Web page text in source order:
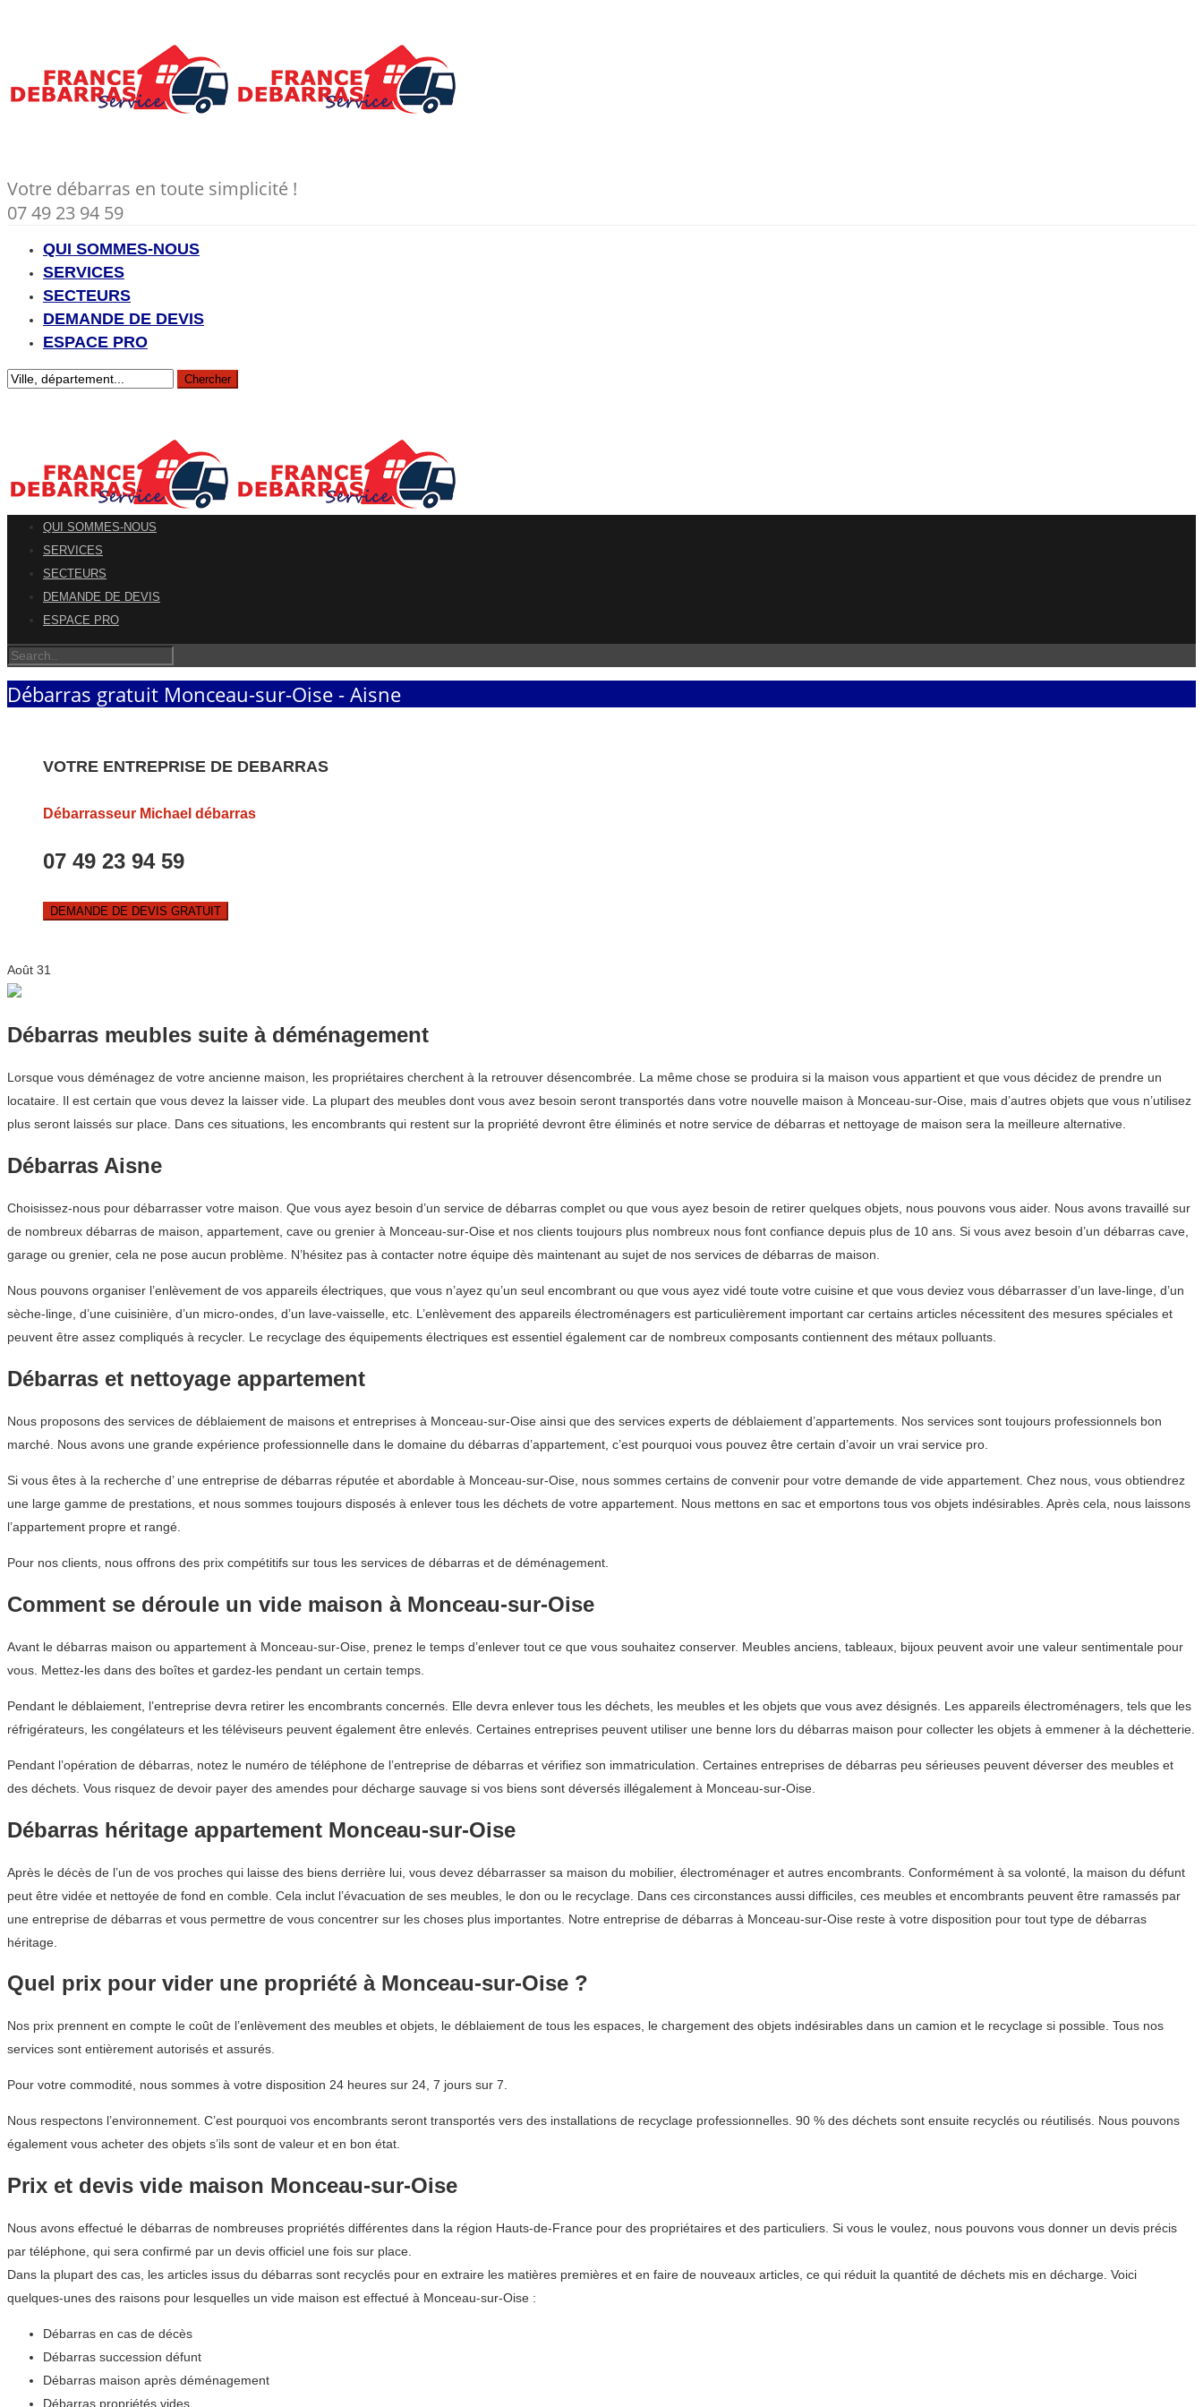
Votre débarras en toute simplicité !
07 49 23 94 59
QUI SOMMES-NOUS
SERVICES
SECTEURS
DEMANDE DE DEVIS
ESPACE PRO
QUI SOMMES-NOUS
SERVICES
SECTEURS
DEMANDE DE DEVIS
ESPACE PRO
Débarras gratuit Monceau-sur-Oise - Aisne
VOTRE ENTREPRISE DE DEBARRAS
Débarrasseur Michael débarras
07 49 23 94 59
DEMANDE DE DEVIS GRATUIT
Août 31
Débarras meubles suite à déménagement
Lorsque vous déménagez de votre ancienne maison, les propriétaires cherchent à la retrouver désencombrée. La même chose se produira si la maison vous appartient et que vous décidez de prendre un
locataire. Il est certain que vous devez la laisser vide. La plupart des meubles dont vous avez besoin seront transportés dans votre nouvelle maison à Monceau-sur-Oise, mais d’autres objets que vous n’utilisez
plus seront laissés sur place. Dans ces situations, les encombrants qui restent sur la propriété devront être éliminés et notre service de débarras et nettoyage de maison sera la meilleure alternative.
Débarras Aisne
Choisissez-nous pour débarrasser votre maison. Que vous ayez besoin d’un service de débarras complet ou que vous ayez besoin de retirer quelques objets, nous pouvons vous aider. Nous avons travaillé sur
de nombreux débarras de maison, appartement, cave ou grenier à Monceau-sur-Oise et nos clients toujours plus nombreux nous font confiance depuis plus de 10 ans. Si vous avez besoin d’un débarras cave,
garage ou grenier, cela ne pose aucun problème. N’hésitez pas à contacter notre équipe dès maintenant au sujet de nos services de débarras de maison.
Nous pouvons organiser l’enlèvement de vos appareils électriques, que vous n’ayez qu’un seul encombrant ou que vous ayez vidé toute votre cuisine et que vous deviez vous débarrasser d’un lave-linge, d’un
sèche-linge, d’une cuisinière, d’un micro-ondes, d’un lave-vaisselle, etc. L’enlèvement des appareils électroménagers est particulièrement important car certains articles nécessitent des mesures spéciales et
peuvent être assez compliqués à recycler. Le recyclage des équipements électriques est essentiel également car de nombreux composants contiennent des métaux polluants.
Débarras et nettoyage appartement
Nous proposons des services de déblaiement de maisons et entreprises à Monceau-sur-Oise ainsi que des services experts de déblaiement d’appartements. Nos services sont toujours professionnels bon
marché. Nous avons une grande expérience professionnelle dans le domaine du débarras d’appartement, c’est pourquoi vous pouvez être certain d’avoir un vrai service pro.
Si vous êtes à la recherche d’ une entreprise de débarras réputée et abordable à Monceau-sur-Oise, nous sommes certains de convenir pour votre demande de vide appartement. Chez nous, vous obtiendrez
une large gamme de prestations, et nous sommes toujours disposés à enlever tous les déchets de votre appartement. Nous mettons en sac et emportons tous vos objets indésirables. Après cela, nous laissons
l’appartement propre et rangé.
Pour nos clients, nous offrons des prix compétitifs sur tous les services de débarras et de déménagement.
Comment se déroule un vide maison à Monceau-sur-Oise
Avant le débarras maison ou appartement à Monceau-sur-Oise, prenez le temps d’enlever tout ce que vous souhaitez conserver. Meubles anciens, tableaux, bijoux peuvent avoir une valeur sentimentale pour
vous. Mettez-les dans des boîtes et gardez-les pendant un certain temps.
Pendant le déblaiement, l’entreprise devra retirer les encombrants concernés. Elle devra enlever tous les déchets, les meubles et les objets que vous avez désignés. Les appareils électroménagers, tels que les
réfrigérateurs, les congélateurs et les téléviseurs peuvent également être enlevés. Certaines entreprises peuvent utiliser une benne lors du débarras maison pour collecter les objets à emmener à la déchetterie.
Pendant l’opération de débarras, notez le numéro de téléphone de l’entreprise de débarras et vérifiez son immatriculation. Certaines entreprises de débarras peu sérieuses peuvent déverser des meubles et
des déchets. Vous risquez de devoir payer des amendes pour décharge sauvage si vos biens sont déversés illégalement à Monceau-sur-Oise.
Débarras héritage appartement Monceau-sur-Oise
Après le décès de l’un de vos proches qui laisse des biens derrière lui, vous devez débarrasser sa maison du mobilier, électroménager et autres encombrants. Conformément à sa volonté, la maison du défunt
peut être vidée et nettoyée de fond en comble. Cela inclut l’évacuation de ses meubles, le don ou le recyclage. Dans ces circonstances aussi difficiles, ces meubles et encombrants peuvent être ramassés par
une entreprise de débarras et vous permettre de vous concentrer sur les choses plus importantes. Notre entreprise de débarras à Monceau-sur-Oise reste à votre disposition pour tout type de débarras
héritage.
Quel prix pour vider une propriété à Monceau-sur-Oise ?
Nos prix prennent en compte le coût de l’enlèvement des meubles et objets, le déblaiement de tous les espaces, le chargement des objets indésirables dans un camion et le recyclage si possible. Tous nos
services sont entièrement autorisés et assurés.
Pour votre commodité, nous sommes à votre disposition 24 heures sur 24, 7 jours sur 7.
Nous respectons l’environnement. C’est pourquoi vos encombrants seront transportés vers des installations de recyclage professionnelles. 90 % des déchets sont ensuite recyclés ou réutilisés. Nous pouvons
également vous acheter des objets s’ils sont de valeur et en bon état.
Prix et devis vide maison Monceau-sur-Oise
Nous avons effectué le débarras de nombreuses propriétés différentes dans la région Hauts-de-France pour des propriétaires et des particuliers. Si vous le voulez, nous pouvons vous donner un devis précis
par téléphone, qui sera confirmé par un devis officiel une fois sur place.
Dans la plupart des cas, les articles issus du débarras sont recyclés pour en extraire les matières premières et en faire de nouveaux articles, ce qui réduit la quantité de déchets mis en décharge. Voici
quelques-unes des raisons pour lesquelles un vide maison est effectué à Monceau-sur-Oise :
Débarras en cas de décès
Débarras succession défunt
Débarras maison après déménagement
Débarras propriétés vides